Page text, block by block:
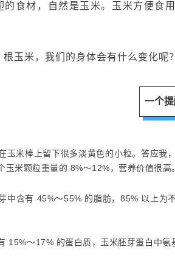
的食材，自然是玉米。玉米方便食
玉米，我们的身体会有什么变化呢？
一个
玉米棒上留下很多淡黄色的小粒。答应我
玉米颗粒重量的 8%～12%，营养价值很高。
中含有 45%～55% 的脂肪，85% 以上为
15%～17% 的蛋白质，玉米胚芽蛋白中